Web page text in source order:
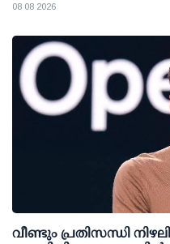
08 08 2026
വീണ്ടും പ്രതിസന്ധി